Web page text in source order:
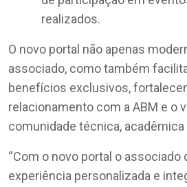
realizados.
O novo portal não apenas
associado, como também
benefícios exclusivos,
relacionamento com a ABM e o
comunidade técnica,
“Com o novo portal o associado
experiência personalizada e